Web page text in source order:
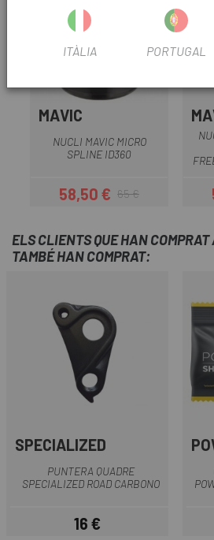
MAVIC
NUCLI MAVIC MICRO
SPLINE ID360
Preu
58,50 €Preu regular
65 €
ELS CLIENTS QUE HAN COMPRAT
TAMBÉ HAN COMPRAT:
SPECIALIZED
PUNTERA QUADRE
SPECIALIZED ROAD CARBONO
Preu
16 €
ITÀLIA PORTUGAL